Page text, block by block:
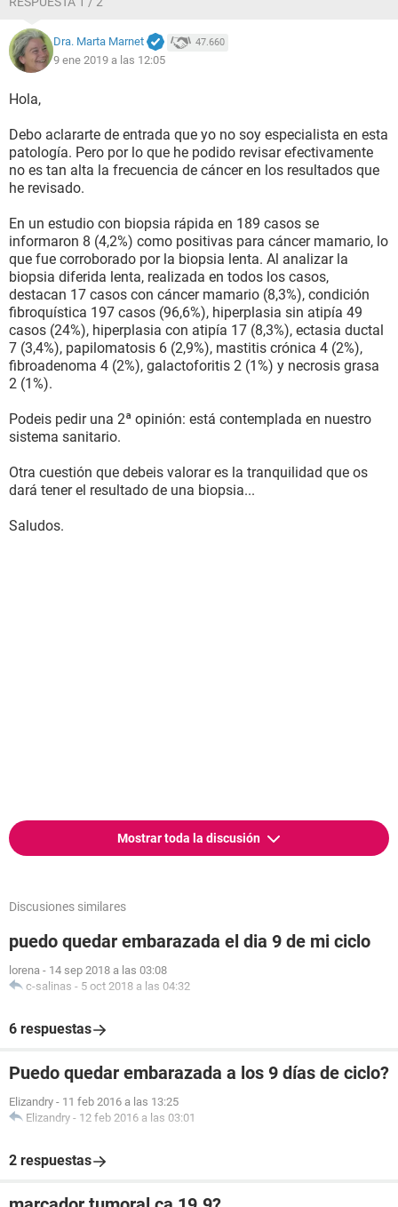
Dra. Marta Marnet 47.660
9 ene 2019 a las 12:05
Hola,
Debo aclararte de entrada que yo no soy especialista en esta
patología. Pero por lo que he podido revisar efectivamente
no es tan alta la frecuencia de cáncer en los resultados que
he revisado.
En un estudio con biopsia rápida en 189 casos se
informaron 8 (4,2%) como positivas para cáncer mamario, lo
que fue corroborado por la biopsia lenta. Al analizar la
biopsia diferida lenta, realizada en todos los casos,
destacan 17 casos con cáncer mamario (8,3%), condición
fibroquística 197 casos (96,6%), hiperplasia sin atipía 49
casos (24%), hiperplasia con atipía 17 (8,3%), ectasia ductal
7 (3,4%), papilomatosis 6 (2,9%), mastitis crónica 4 (2%),
fibroadenoma 4 (2%), galactoforitis 2 (1%) y necrosis grasa
2 (1%).
Podeis pedir una 2ª opinión: está contemplada en nuestro
sistema sanitario.
Otra cuestión que debeis valorar es la tranquilidad que os
dará tener el resultado de una biopsia...
Saludos.
Mostrar toda la discusión
Discusiones similares
puedo quedar embarazada el dia 9 de mi ciclo
lorena - 14 sep 2018 a las 03:08
c-salinas - 5 oct 2018 a las 04:32
6 respuestas
Puedo quedar embarazada a los 9 días de ciclo?
Elizandry - 11 feb 2016 a las 13:25
Elizandry - 12 feb 2016 a las 03:01
2 respuestas